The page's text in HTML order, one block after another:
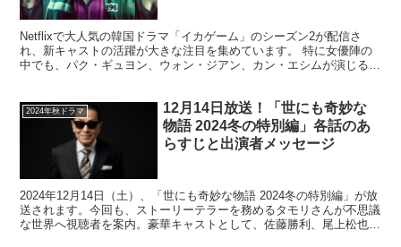
Netflixで大人気の韓国ドラマ「イカゲーム」のシーズン2が配信さ
れ、新キャストの活躍が大きな注目を集めています。 特に女優陣の
中でも、パク・ギュヨン、ウォン・ジアン、カン・エシムが演じるキ
2024年秋ドラマ
12月14日放送！「世にも奇妙な
物語 2024冬の特別編」各話のあ
らすじと出演者メッセージ
2024年12月14日（土）、「世にも奇妙な物語 2024冬の特別編」が放
送されます。今回も、ストーリーテラーを務めるタモリさんが不思議
な世界へ視聴者を案内。豪華キャストとして、佐藤勝利、尾上松也、